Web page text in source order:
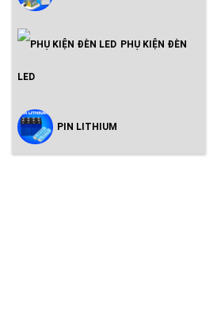
Inveter Hòa Lưới Có Lưu Trữ -
PHỤ KIỆN ĐÈN
LED
PIN LITHIUM